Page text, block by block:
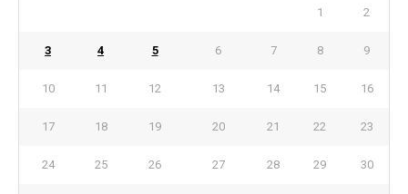
1 2
3 4 5 6 7 8 9
10 11 12 13 14 15 16
17 18 19 20 21 22 23
24 25 26 27 28 29 30